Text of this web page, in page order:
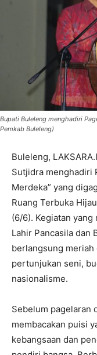
Bupati Buleleng menghadiri
Pemkab Buleleng)
Buleleng,
Sutjidra menghadiri
Merdeka” yang
Ruang Terbuka
(6/6). Kegiatan
Lahir Pancasila dan
berlangsung meriah
pertunjukan seni,
nasionalisme.
Sebelum pagelaran
membacakan puisi
kebangsaan dan